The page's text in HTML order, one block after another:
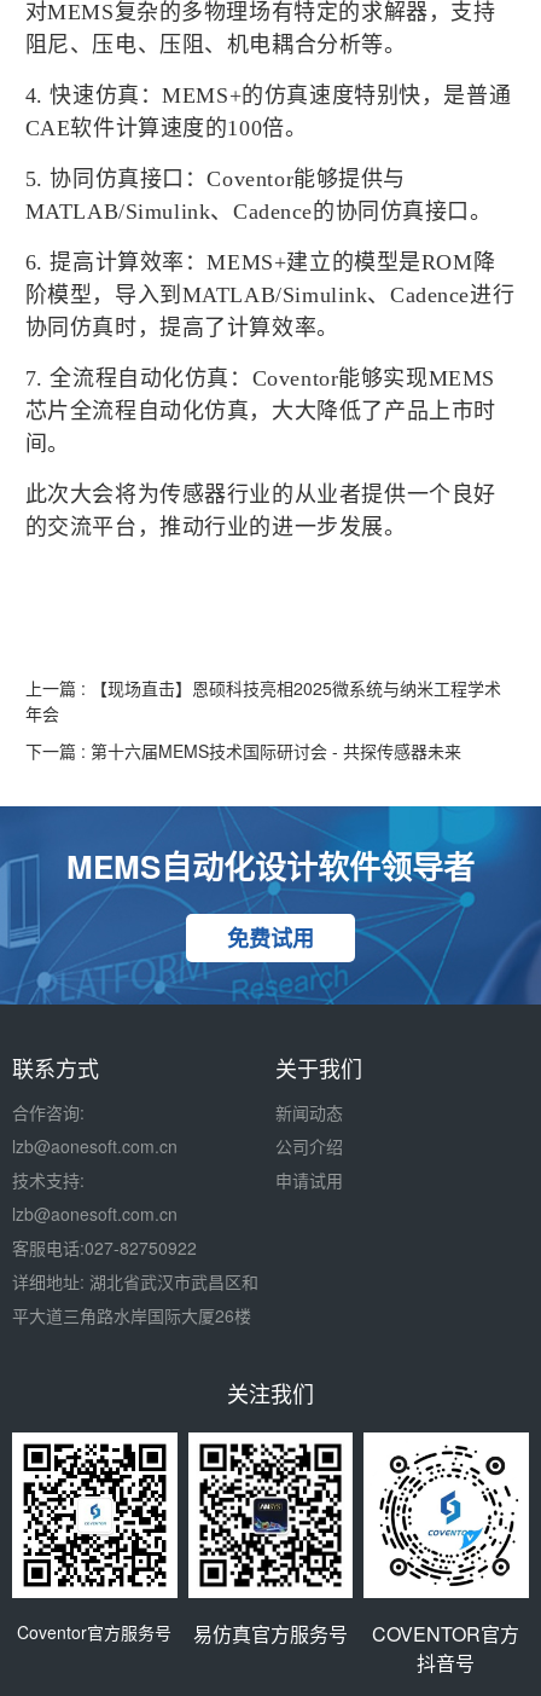
对MEMS复杂的多物理场有特定的求解器，支持
阻尼、压电、压阻、机电耦合分析等。
4. 快速仿真：MEMS+的仿真速度特别快，是普通
CAE软件计算速度的100倍。
5. 协同仿真接口：Coventor能够提供与
MATLAB/Simulink、Cadence的协同仿真接口。
6. 提高计算效率：MEMS+建立的模型是ROM降
阶模型，导入到MATLAB/Simulink、Cadence进行
协同仿真时，提高了计算效率。
7. 全流程自动化仿真：Coventor能够实现MEMS
芯片全流程自动化仿真，大大降低了产品上市时
间。
此次大会将为传感器行业的从业者提供一个良好
的交流平台，推动行业的进一步发展。
上一篇 : 【现场直击】恩硕科技亮相2025微系统与纳米工程学术
年会
下一篇 : 第十六届MEMS技术国际研讨会 - 共探传感器未来
MEMS自动化设计软件领导者
免费试用
联系方式
合作咨询:
lzb@aonesoft.com.cn
技术支持:
lzb@aonesoft.com.cn
客服电话:027-82750922
详细地址: 湖北省武汉市武昌区和
平大道三角路水岸国际大厦26楼
关于我们
新闻动态
公司介绍
申请试用
关注我们
Coventor官方服务号 易仿真官方服务号
COVENTOR官方
抖音号